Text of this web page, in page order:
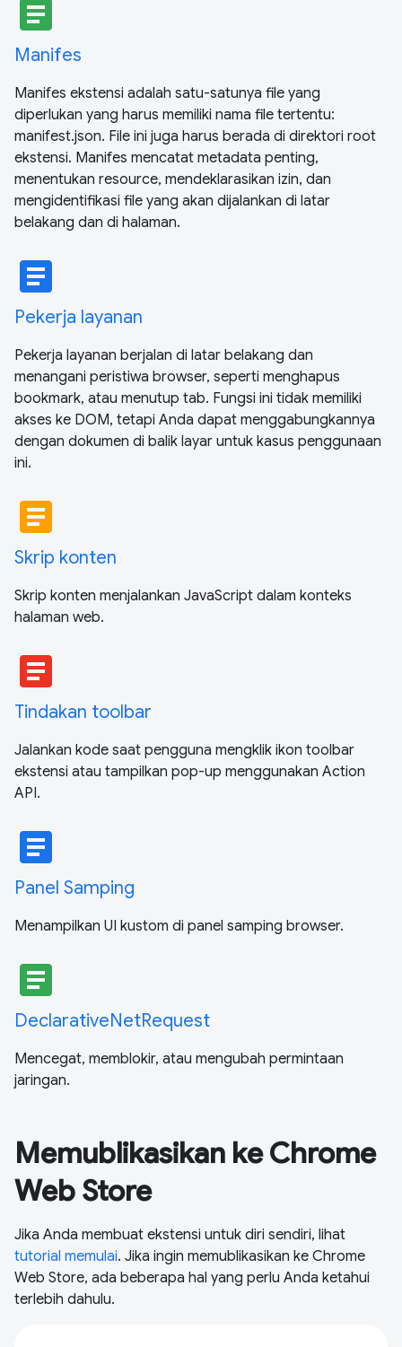
article
Manifes
Manifes ekstensi adalah satu-satunya file yang
diperlukan yang harus memiliki nama file tertentu:
manifest.json. File ini juga harus berada di direktori root
ekstensi. Manifes mencatat metadata penting,
menentukan resource, mendeklarasikan izin, dan
mengidentifikasi file yang akan dijalankan di latar
belakang dan di halaman.
article
Pekerja layanan
Pekerja layanan berjalan di latar belakang dan
menangani peristiwa browser, seperti menghapus
bookmark, atau menutup tab. Fungsi ini tidak memiliki
akses ke DOM, tetapi Anda dapat menggabungkannya
dengan dokumen di balik layar untuk kasus penggunaan
ini.
article
Skrip konten
Skrip konten menjalankan JavaScript dalam konteks
halaman web.
article
Tindakan toolbar
Jalankan kode saat pengguna mengklik ikon toolbar
ekstensi atau tampilkan pop-up menggunakan Action
API.
article
Panel Samping
Menampilkan UI kustom di panel samping browser.
article
DeclarativeNetRequest
Mencegat, memblokir, atau mengubah permintaan
jaringan.
Memublikasikan ke Chrome
Web Store
Jika Anda membuat ekstensi untuk diri sendiri, lihat
tutorial memulai. Jika ingin memublikasikan ke Chrome
Web Store, ada beberapa hal yang perlu Anda ketahui
terlebih dahulu.